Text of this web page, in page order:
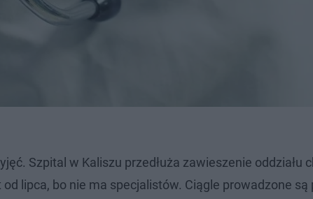
Szpital w Kaliszu przedłuża zawieszenie oddziału
lipca, bo nie ma specjalistów. Ciągle prowadzone